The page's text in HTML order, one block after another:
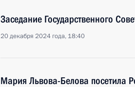
Заседание Государственного
20 декабря 2024 года, 18:40
Мария Львова-Белова посетила